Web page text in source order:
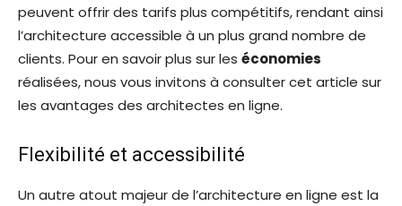
peuvent offrir des tarifs plus compétitifs, rendant ainsi
l’architecture accessible à un plus grand nombre de
clients. Pour en savoir plus sur les économies
réalisées, nous vous invitons à consulter cet article sur
les avantages des architectes en ligne.
Flexibilité et accessibilité
Un autre atout majeur de l’architecture en ligne est la